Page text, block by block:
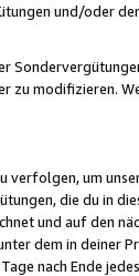
und/oder
zu modifizieren.
verfolgen, um
die du in
und auf den
dem in deiner
nach Ende